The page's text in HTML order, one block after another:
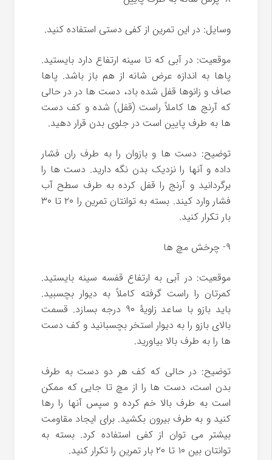
وسایل: در این تمرین از کفی دستی استفاده کنید.
موقعیت: در آبی که تا سینه ارتفاع دارد بایستید.
پاها به اندازه عرض شانه از هم باز باشد. پاها
صاف و زانوها قفل شده باد، دست ها در در حالی
که آرنج ها کاملاً راست (قفل) شده و کف دست
ها به طرف پایین است در جلوی بدن قرار دهید.
توضیح: دست ها و بازوان را به طرف ران فشار
داده و آنها را نزدیک بدن نگه دارید. دست ها را
برگردانید و آرنج را قفل کرده به طرف سطح آب
فشار وارد کیند. بسته به توانتان تمرین را ۲۰ تا ۳۰
بار تکرار کنید.
۹- چرخش مچ ها
موقعیت: در آبی به ارتفاع قفسه سینه بایستید.
کمرتان را راست گرفته کاملاً به دیوار بچسبید.
باید بازو با ساعد زاویۀ ۹۰ درجه بسازد. قسمت
بالای بازو را به دیوار استخر بچسبانید و کف دست
ها را به طرف بالا بیاورید.
توضیح: در حالی که کف هر دو دست به طرف
بدن است، دست ها را از مچ تا جایی که ممکن
است به طرف بالا خم کرده و سپس آنها را رها
کنید و به طرف بیرون بکشید. برای ایجاد مقاومت
بیشتر می توان از کفی استفاده کرد. بسته به
توانتان بین ۱۰ تا ۲۰ بار تمرین را تکرار کنید.